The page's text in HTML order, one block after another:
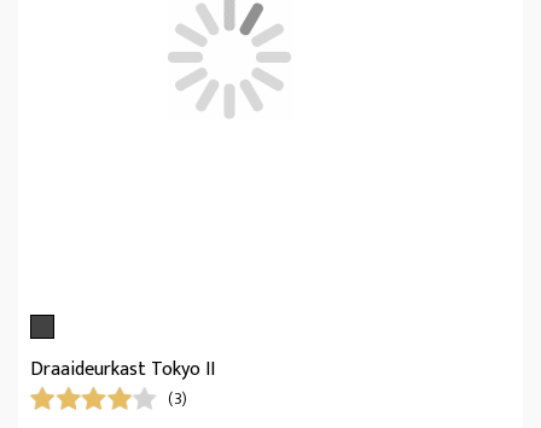
Draaideurkast Tokyo II
(3)